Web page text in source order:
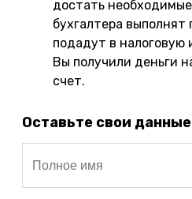
достать
бухгалтера выполнят
подадут в налоговую
Вы получили деньги
счет.
Оставьте свои